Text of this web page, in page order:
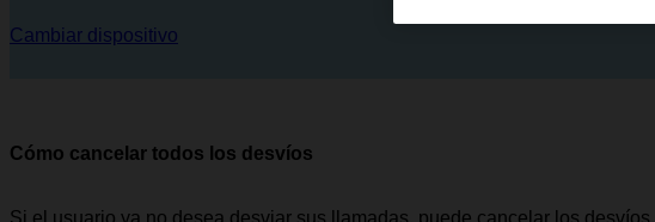
Cambiar dispositivo
Cómo cancelar todos los desvíos
Si el usuario ya no desea desviar sus llamadas, puede cancelar los desvíos.